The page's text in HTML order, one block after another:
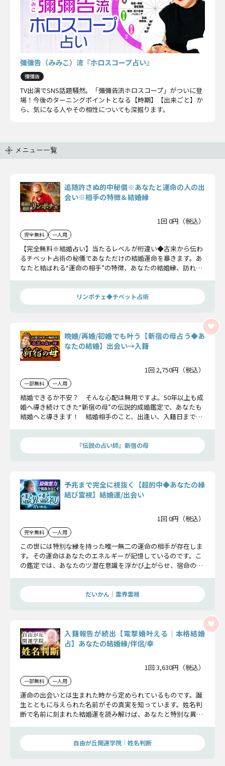
彌彌告（みみこ）流『ホロスコープ占い』
彌彌告
TV出演でSNS話題騒然。「彌彌告流ホロスコープ」がついに登
場！今後のターニングポイントとなる【時期】【出来ごと】か
ら、気になる人やその相性についても深掘ります。
メニュー一覧
追随許さぬ的中秘儀※あなたと運命の人の出
会い※相手の特徴＆結婚縁
1回 0円（税込）
完全無料 一人用
【完全無料※結婚占い】当たるレベルが桁違い◆古来から伝わ
るチベット占術の秘儀であなただけの結婚運命を暴きます。あ
なたと結ばれる“運命の相手”の特徴、あなたの結婚縁、訪れる
リンポチェ◆チベット占術
晩婚/再婚/初婚でも叶う【新宿の母占う◆あ
なたの結婚】出会い→入籍
1回 2,750円（税込）
一部無料 一人用
結婚できるか不安？ そんな心配は無用ですよ。50年以上も成
婚へ導き続けてきた“新宿の母”の伝説的成婚鑑定で、あなたも
結婚へと導きます！ 結婚相手のこと、出逢い、入籍日まで、
『伝説の占い師』新宿の母
予兆まで完全に視抜く【超的中◆あなたの縁
結び霊視】結婚運/出会い
1回 0円（税込）
完全無料 一人用
この世には特別な縁を持った唯一無二の運命の相手が存在しま
す。その運命はあなたのエネルギーが記憶しているのです。こ
の鑑定では、あなたのツ潜在意識を浮かび上がらせ、宿命の相
だいかん｜霊界霊視
入籍報告が続出【電撃婚叶える│本格結婚
占】あなたの結婚縁/伴侶/幸
1回 3,630円（税込）
一部無料 一人用
運命の出会いとは生まれた時から定められているものです。誕
生とともに与えられた名前がその真実を知っています。姓名判
断で名前に刻まれた結婚運を読み解けば、あなたと特別な異性
自由が丘開運学院│姓名判断